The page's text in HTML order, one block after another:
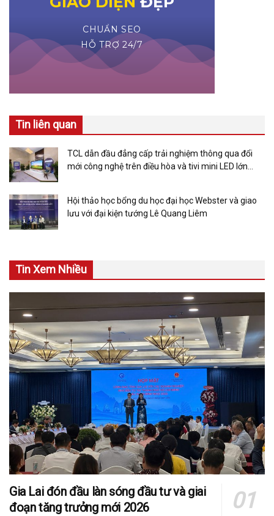
Tin liên quan
TCL dẫn đầu đẳng cấp trải nghiệm thông qua đổi
mới công nghệ trên điều hòa và tivi mini LED lớn
Hội thảo học bổng du học đại học Webster và giao
lưu với đại kiện tướng Lê Quang Liêm
Tin Xem Nhiều
Gia Lai đón đầu làn sóng đầu tư và giai
đoạn tăng trưởng mới 2026